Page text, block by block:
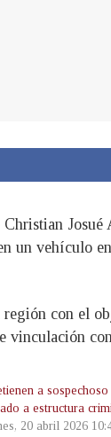
un vehículo
con el
vinculación
a
a estructura
20 abril 2026